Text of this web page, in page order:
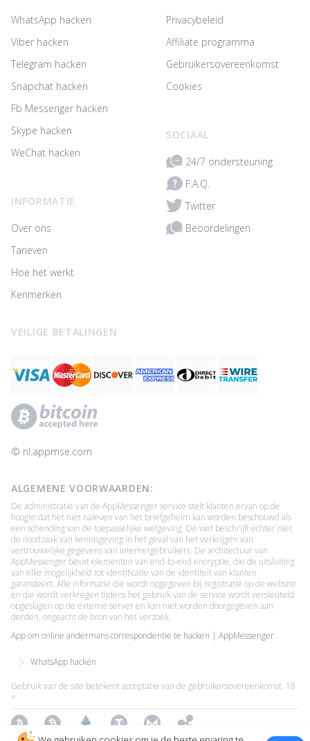
WhatsApp hacken
Viber hacken
Telegram hacken
Snapchat hacken
Fb Messenger hacken
Skype hacken
WeChat hacken
INFORMATIE
Over ons
Tarieven
Hoe het werkt
Kenmerken
Privacybeleid
Affiliate programma
Gebruikersovereenkomst
Cookies
SOCIAAL
24/7 ondersteuning
F.A.Q.
Twitter
Beoordelingen
VEILIGE BETALINGEN
© ‌nl.appmse.com
ALGEMENE VOORWAARDEN:
De administratie van de AppMessenger service stelt klanten ervan op de
hoogte dat het niet naleven van het briefgeheim kan worden beschouwd als
een schending van de toepasselijke wetgeving. De wet beschrijft echter niet
de noodzaak van kennisgeving in het geval van het verkrijgen van
vertrouwelijke gegevens van internetgebruikers. De architectuur van
AppMessenger bevat elementen van end-to-end encryptie, die de uitsluiting
van elke mogelijkheid tot identificatie van de identiteit van klanten
garandeert. Alle informatie die wordt opgegeven bij registratie op de website
en die wordt verkregen tijdens het gebruik van de service wordt versleuteld
opgeslagen op de externe server en kan niet worden doorgegeven aan
derden, ongeacht de bron van het verzoek.
App om online andermans correspondentie te hacken | AppMessenger
WhatsApp hacken
Gebruik van de site betekent acceptatie van de gebruikersovereenkomst. 18
+
BitcoinBitcoin CashEthereumTetherMoneroRipple